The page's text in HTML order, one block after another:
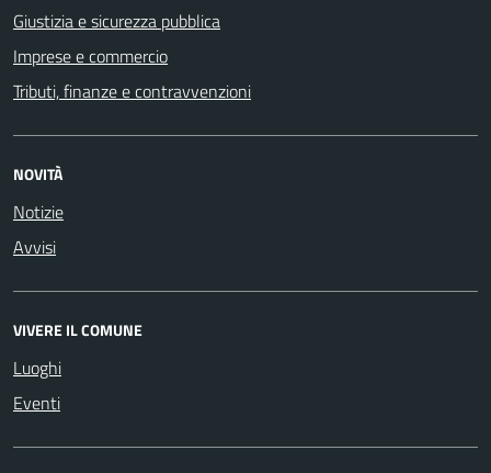
Giustizia e sicurezza pubblica
Imprese e commercio
Tributi, finanze e contravvenzioni
NOVITÀ
Notizie
Avvisi
VIVERE IL COMUNE
Luoghi
Eventi